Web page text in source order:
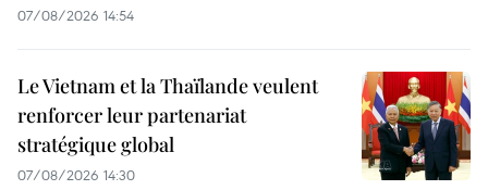
07/08/2026 14:54
Le Vietnam et la Thaïlande veulent
renforcer leur partenariat
stratégique global
07/08/2026 14:30